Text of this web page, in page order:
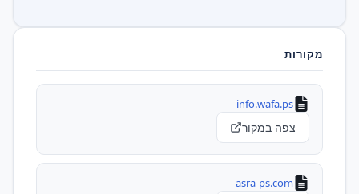
מקורות
info.wafa.ps
צפה במקור
asra-ps.com